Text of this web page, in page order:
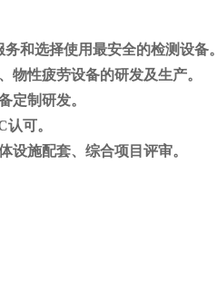
和选择使用最安全的检测设备。
物性疲劳设备的研发及生产。
定制研发。
可。
设施配套、综合项目评审。